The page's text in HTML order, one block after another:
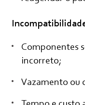
Componentes
incorreto;
Vazamento ou